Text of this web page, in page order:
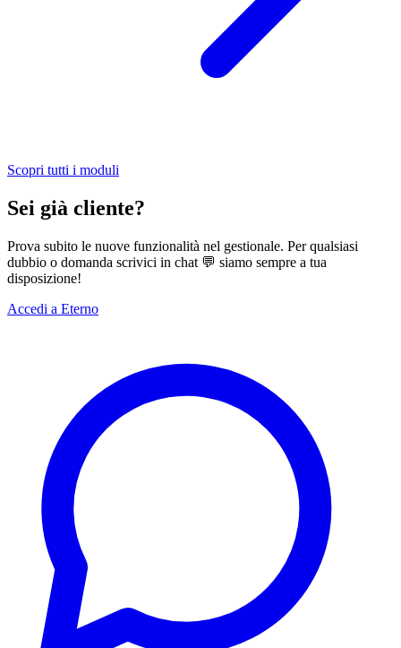
Scopri tutti i moduli
Sei già cliente?
Prova subito le nuove funzionalità nel gestionale. Per qualsiasi
dubbio o domanda scrivici in chat 💬 siamo sempre a tua
disposizione!
Accedi a Eterno